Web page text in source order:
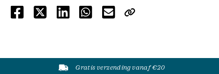
Gratis verzending vanaf €20